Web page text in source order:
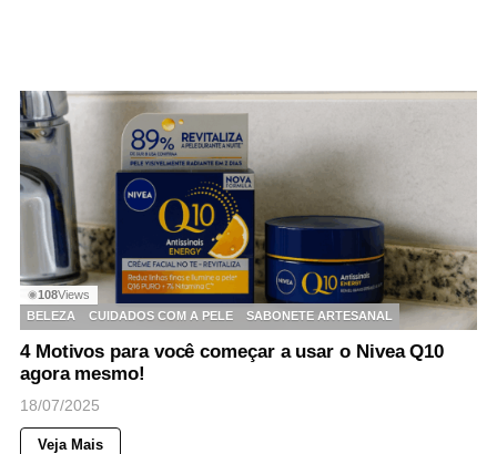
◉108Views
BELEZA
CUIDADOS COM A PELE SABONETE ARTESANAL
4 Motivos para você começar a usar o Nivea Q10
agora mesmo!
18/07/2025
Veja Mais